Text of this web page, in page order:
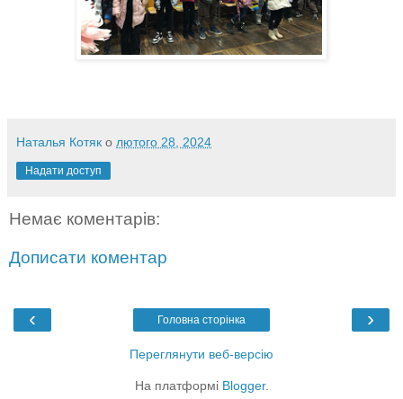
Наталья Котяк о лютого 28, 2024
Надати доступ
Немає коментарів:
Дописати коментар
‹ ›
Головна сторінка
Переглянути веб-версію
На платформі Blogger.